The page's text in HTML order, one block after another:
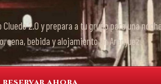
Cluedo 2.0 y prepara a tu grupo para una
cena, bebida y alojamiento en Aranjuez.